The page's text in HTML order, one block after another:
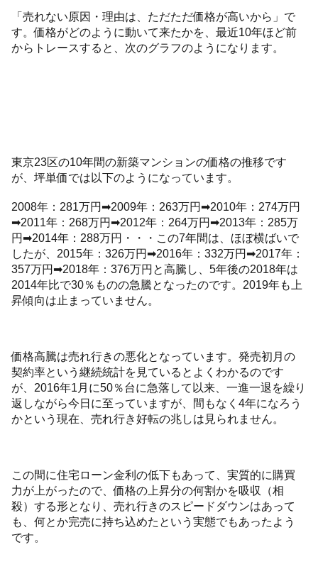
「売れない原因・理由は、ただただ価格が高いから」で
す。価格がどのように動いて来たかを、最近10年ほど前
からトレースすると、次のグラフのようになります。
東京23区の10年間の新築マンションの価格の推移です
が、坪単価では以下のようになっています。
2008年：281万円➡2009年：263万円➡2010年：274万円
➡2011年：268万円➡2012年：264万円➡2013年：285万
円➡2014年：288万円・・・この7年間は、ほぼ横ばいで
したが、2015年：326万円➡2016年：332万円➡2017年：
357万円➡2018年：376万円と高騰し、5年後の2018年は
2014年比で30％ものの急騰となったのです。2019年も上
昇傾向は止まっていません。
価格高騰は売れ行きの悪化となっています。発売初月の
契約率という継続統計を見ているとよくわかるのです
が、2016年1月に50％台に急落して以来、一進一退を繰り
返しながら今日に至っていますが、間もなく4年になろう
かという現在、売れ行き好転の兆しは見られません。
この間に住宅ローン金利の低下もあって、実質的に購買
力が上がったので、価格の上昇分の何割かを吸収（相
殺）する形となり、売れ行きのスピードダウンはあって
も、何とか完売に持ち込めたという実態でもあったよう
です。